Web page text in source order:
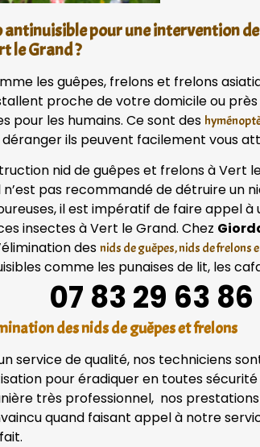
antinuisible pour une intervention
le Grand ?
les guêpes, frelons et frelons
proche de votre domicile ou
pour les humains. Ce sont des
déranger ils peuvent facilement vous
nid de guêpes et frelons à Vert
pas recommandé de détruire un
il est impératif de faire appel
insectes à Vert le Grand. Chez
des nids de guêpes, nids de frelons
comme les punaises de lit, les
07 83 29 63 86
des nids de guêpes et frelons
service de qualité, nos techniciens
pour éradiquer en toutes
très professionnel, nos
quand faisant appel à notre